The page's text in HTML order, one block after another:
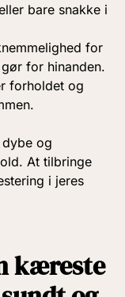
bare snakke i
for
for hinanden.
forholdet og
og
At tilbringe
i jeres
kæreste